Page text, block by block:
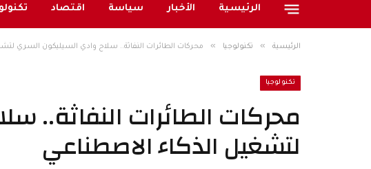
الرئيسية الأخبار سياسة اقتصاد
الرئيسية » تكنولوجيا » محركات الطائرات النفاثة.. سلاح وادي السيليكون السري
تكنولوجيا
محركات الطائرات النفاثة..
لتشغيل الذكاء الاصطناعي